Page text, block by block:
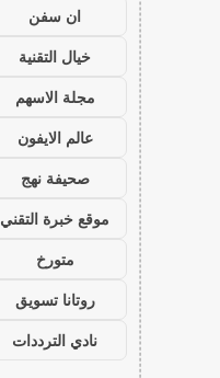
ان سفن
خيال التقنية
مجلة الاسهم
عالم الايفون
صحيفة نهج
موقع خبرة التقني
متورخ
روتانا تسويق
نادي الترددات